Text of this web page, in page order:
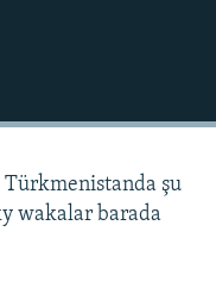
şu
wakalar barada